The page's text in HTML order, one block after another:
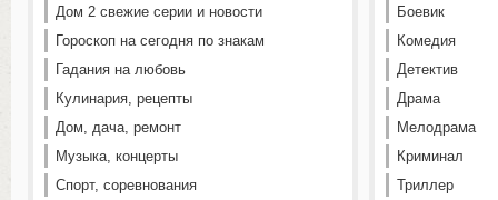
Дом 2 свежие серии и новости
Гороскоп на сегодня по знакам
Гадания на любовь
Кулинария, рецепты
Дом, дача, ремонт
Музыка, концерты
Спорт, соревнования
Боевик
Комедия
Детектив
Драма
Мелодрама
Криминал
Триллер